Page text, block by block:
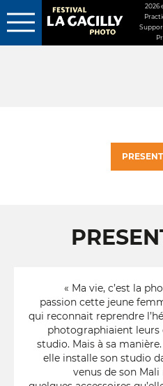
Skip
2026
« Ma vie, c’est la
passion cette jeune
qui reconnait reprendre
photographiaient leurs
studio. Mais à sa
elle installe son studio
venus de son